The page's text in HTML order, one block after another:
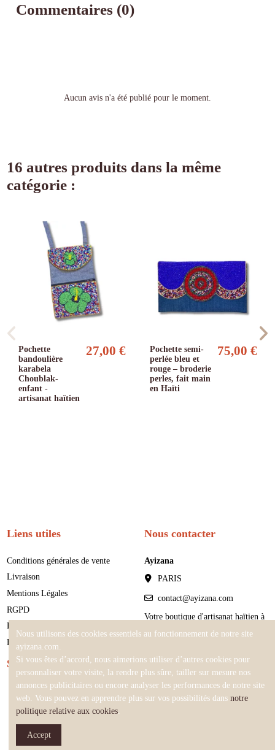
Commentaires (0)
Aucun avis n'a été publié pour le moment.
16 autres produits dans la même
catégorie :
Pochette
bandoulière
karabela
Choublak-
enfant -
artisanat haïtien
27,00 €
Pochette semi-
perlée bleu et
rouge – broderie
perles, fait main
en Haïti
75,00 €
Liens utiles
Conditions générales de vente
Livraison
Mentions Légales
RGPD
Retours et Remboursements
FAQ - Artisanat haïtien
Nous contacter
Ayizana
PARIS
contact@ayizana.com
Votre boutique d'artisanat haïtien à
Paris
Suivez-nous
Nous utilisons des cookies essentiels au fonctionnement de notre site
ayizana.com.
Si vous êtes d’accord, nous aimerions utiliser d’autres cookies pour
personnaliser votre visite, la rendre plus sûre, tailler sur mesure nos
annonces publicitaires ou encore analyser les performances de notre site
web. Vous pouvez en apprendre plus sur vos possibilités dans notre
politique relative aux cookies
Accept